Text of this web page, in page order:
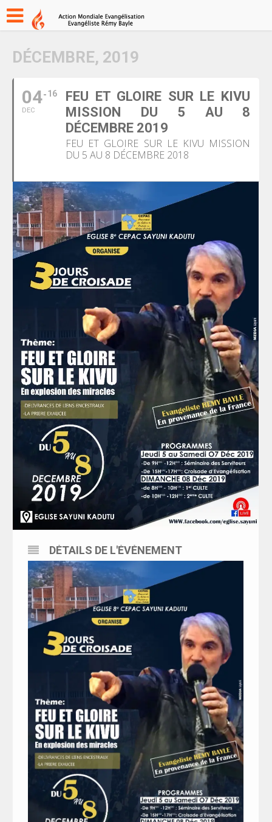
DÉCEMBRE, 2019
04
DEC
16
FEU ET GLOIRE SUR LE KIVU
MISSION DU 5 AU 8
DÉCEMBRE 2019
FEU ET GLOIRE SUR LE KIVU MISSION
DU 5 AU 8 DÉCEMBRE 2018
DÉTAILS DE L'ÉVÉNEMENT